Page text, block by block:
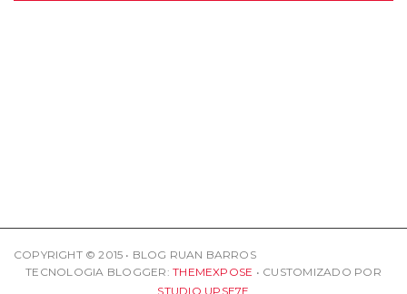
COPYRIGHT © 2015 • BLOG RUAN BARROS
TECNOLOGIA BLOGGER:THEMEXPOSE • CUSTOMIZADO POR
STUDIO UPSE7E